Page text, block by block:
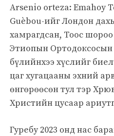
Arsenio orteza: Emahoy
Guèbou-ийг Лондон
хамрагдсан, Тоос
Этиопын Ортодоксосын
бүлийнхээ хүслийг
цаг хугацааны эхний
өнгөрөөсөн тул тэр
Христийн цусаар
Гуребу 2023 онд нас